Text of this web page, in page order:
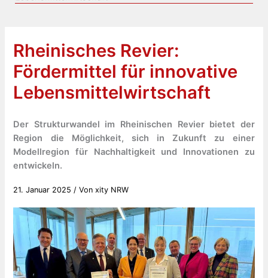
Rheinisches Revier:
Fördermittel für innovative
Lebensmittelwirtschaft
Der Strukturwandel im Rheinischen Revier bietet der
Region die Möglichkeit, sich in Zukunft zu einer
Modellregion für Nachhaltigkeit und Innovationen zu
entwickeln.
21. Januar 2025 / Vonxity NRW